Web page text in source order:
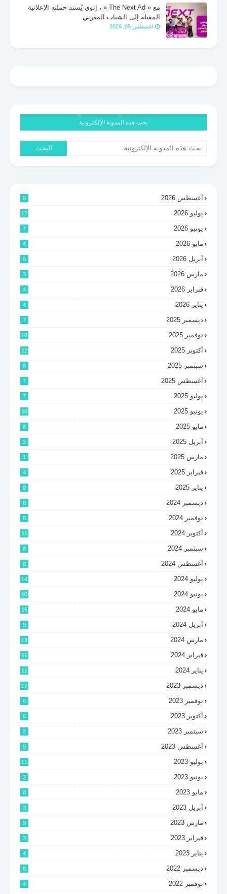
مع « The Next Ad » ، إنوي يُسند حملته الإعلانية
المقبلة إلى الشباب المغربي
اغسطس 05, 2026
بحث هذه المدونة الإلكترونية
أغسطس 2026 5
يوليو 2026 12
يونيو 2026 7
مايو 2026 4
أبريل 2026 6
مارس 2026 3
فبراير 2026 4
يناير 2026 4
ديسمبر 2025 7
نوفمبر 2025 10
أكتوبر 2025 12
سبتمبر 2025 6
أغسطس 2025 7
يوليو 2025 7
يونيو 2025 10
مايو 2025 8
أبريل 2025 2
مارس 2025 1
فبراير 2025 4
يناير 2025 9
ديسمبر 2024 8
نوفمبر 2024 8
أكتوبر 2024 11
سبتمبر 2024 8
أغسطس 2024 8
يوليو 2024 14
يونيو 2024 10
مايو 2024 15
أبريل 2024 9
مارس 2024 13
فبراير 2024 11
يناير 2024 11
ديسمبر 2023 17
نوفمبر 2023 6
أكتوبر 2023 6
سبتمبر 2023 2
أغسطس 2023 5
يوليو 2023 11
يونيو 2023 2
مايو 2023 8
أبريل 2023 3
مارس 2023 9
فبراير 2023 3
يناير 2023 4
ديسمبر 2022 8
نوفمبر 2022 4